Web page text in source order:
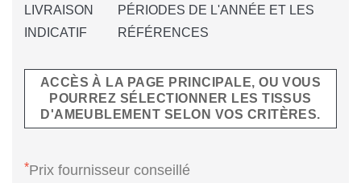
LIVRAISON
INDICATIF
PÉRIODES DE L'ANNÉE ET LES
RÉFÉRENCES
ACCÈS À LA PAGE PRINCIPALE, OU VOUS
POURREZ SÉLECTIONNER LES TISSUS
D'AMEUBLEMENT SELON VOS CRITÈRES.
*Prix fournisseur conseillé